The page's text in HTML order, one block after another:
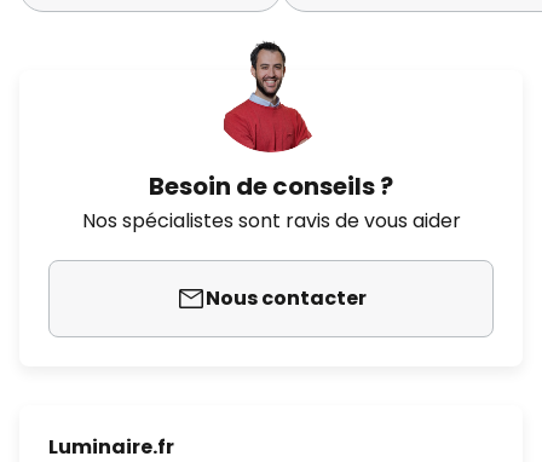
Besoin de conseils ?
Nos spécialistes sont ravis de vous aider
Nous contacter
Luminaire.fr